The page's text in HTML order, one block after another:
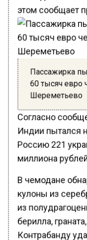
этом сообщает
Пассажирка
60 тысяч евро
Шереметьево
Согласно
Индии пытался
Россию 221
миллиона
В чемодане
кулоны из
из
берилла,
Контрабанду